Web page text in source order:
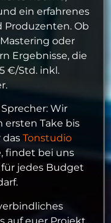
ein erfahrenes
Produzenten. Ob
oder
Ergebnisse, die
€/Std. inkl.
Wir
ersten Take bis
das Tonstudio
findet bei uns
jedes Budget